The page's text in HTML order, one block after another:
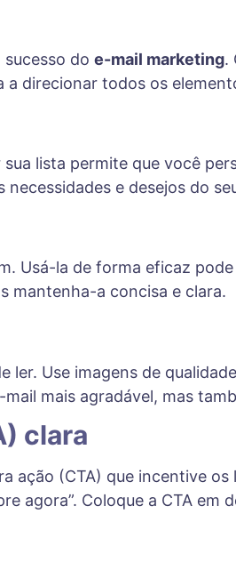
do e-mail marketing.
direcionar todos os
lista permite que você
e desejos do
Usá-la de forma eficaz
mantenha-a concisa e clara.
Use imagens de
mais agradável, mas
clara
ação (CTA) que incentive
agora”. Coloque a CTA